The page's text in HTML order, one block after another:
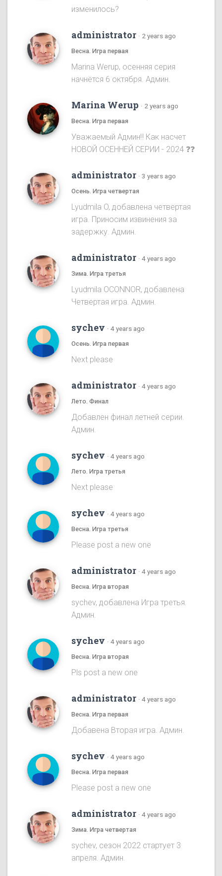
изменилось?
administrator · 2 years ago
Весна. Игра первая
Marina Werup, осенняя серия
начнётся 6 октября. Админ.
Marina Werup · 2 years ago
Весна. Игра первая
Уважаемый Админ‼️ Как насчет
НОВОЙ ОСЕННЕЙ СЕРИИ - 2024 ❓❓
administrator · 3 years ago
Осень. Игра четвертая
Lyudmila O, добавлена четвертая
игра. Приносим извинения за
задержку. Админ.
administrator · 4 years ago
Зима. Игра третья
Lyudmila OCONNOR, добавлена
Четвертая игра. Админ.
sychev · 4 years ago
Осень. Игра первая
Next please
administrator · 4 years ago
Лето. Финал
Добавлен финал летней серии.
Админ.
sychev · 4 years ago
Лето. Игра третья
Next please
sychev · 4 years ago
Весна. Игра третья
Please post a new one
administrator · 4 years ago
Весна. Игра вторая
sychev, добавлена Игра третья.
Админ.
sychev · 4 years ago
Весна. Игра вторая
Pls post a new one
administrator · 4 years ago
Весна. Игра первая
Добавена Вторая игра. Админ.
sychev · 4 years ago
Весна. Игра первая
Please post a new one
administrator · 4 years ago
Зима. Игра четвертая
sychev, сезон 2022 стартует 3
апреля. Админ.